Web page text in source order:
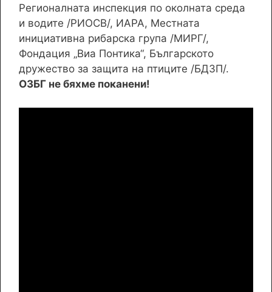
Регионалната инспекция по околната среда
и водите /РИОСВ/, ИАРА, Местната
инициативна рибарска група /МИРГ/,
Фондация „Виа Понтика“, Българското
дружество за защита на птиците /БДЗП/.
ОЗБГ не бяхме поканени!